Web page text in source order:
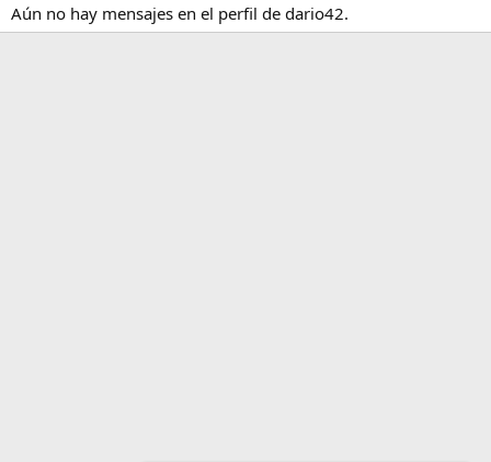
Aún no hay mensajes en el perfil de dario42.